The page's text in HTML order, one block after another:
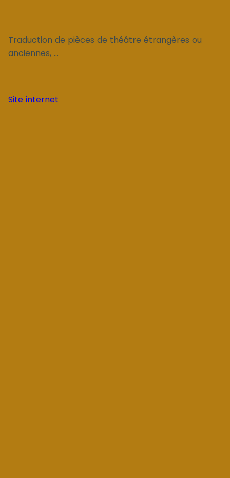
Traduction de pièces de théâtre étrangères ou
anciennes, ...
Site internet